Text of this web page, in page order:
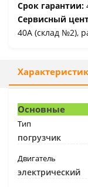
Срок гарантии:
Сервисный
40А (склад №2),
Основные
Тип
погрузчик
Двигатель
электрический